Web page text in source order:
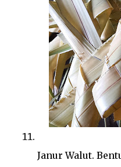
Janur Walut.